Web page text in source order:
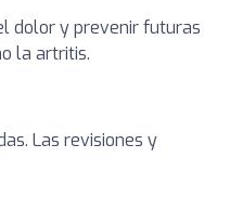
dolor y prevenir futuras
la artritis.
Las revisiones y